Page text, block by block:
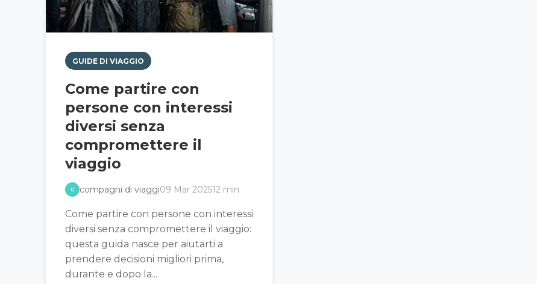
GUIDE DI VIAGGIO
Come partire con
persone con interessi
diversi senza
compromettere il
viaggio
C compagni di viaggi09 Mar 202512 min
Come partire con persone con interessi
diversi senza compromettere il viaggio:
questa guida nasce per aiutarti a
prendere decisioni migliori prima,
durante e dopo la...